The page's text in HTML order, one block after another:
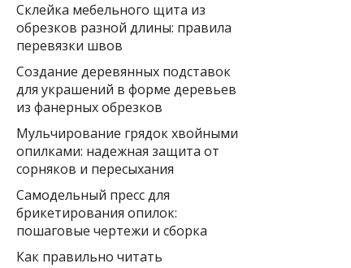
Склейка мебельного щита из
обрезков разной длины: правила
перевязки швов
Создание деревянных подставок
для украшений в форме деревьев
из фанерных обрезков
Мульчирование грядок хвойными
опилками: надежная защита от
сорняков и пересыхания
Самодельный пресс для
брикетирования опилок:
пошаговые чертежи и сборка
Как правильно читать